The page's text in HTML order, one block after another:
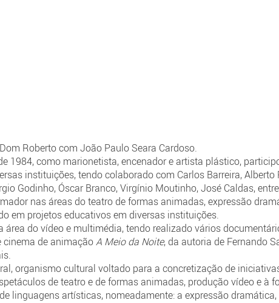
Roberto com João Paulo Seara Cardoso.
1984, como marionetista, encenador e artista plástico,
instituições, tendo colaborado com Carlos Barreira,
Godinho, Óscar Branco, Virgínio Moutinho, José Caldas,
nas áreas do teatro de formas animadas, expressão
em projetos educativos em diversas instituições.
do vídeo e multimédia, tendo realizado vários
cinema de animaçãoA Meio da Noite, da autoria de Fernando
organismo cultural voltado para a concretização de
de teatro e de formas animadas, produção vídeo e à
linguagens artísticas, nomeadamente: a expressão